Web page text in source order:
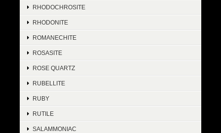
RHODOCHROSITE
RHODONITE
ROMANECHITE
ROSASITE
ROSE QUARTZ
RUBELLITE
RUBY
RUTILE
SALAMMONIAC